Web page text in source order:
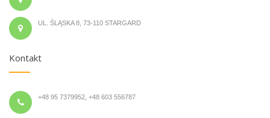
UL. ŚLĄSKA 8, 73-110 STARGARD
Kontakt
+48 95 7379952, +48 603 556787